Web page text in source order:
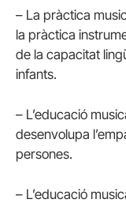
– La pràctica
la pràctica
de la capacitat
infants.
– L’educació
desenvolupa
persones.
– L’educació